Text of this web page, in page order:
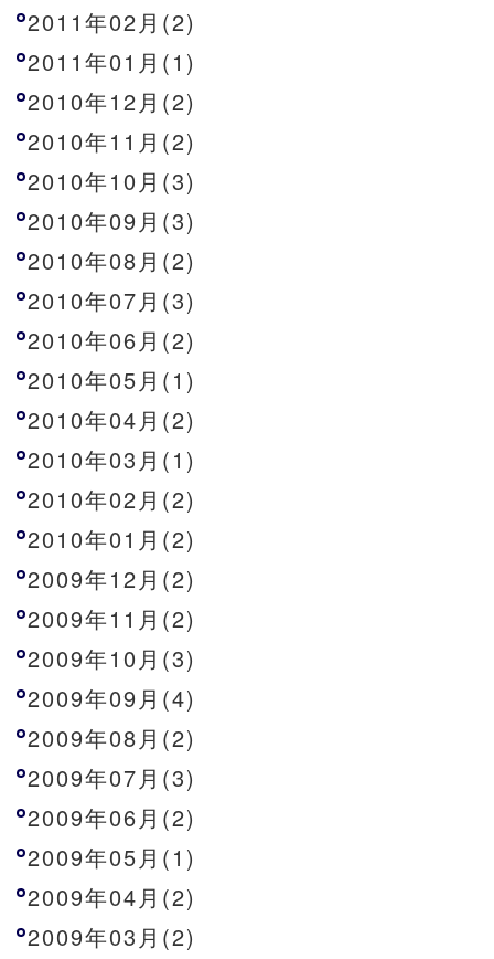
2011年02月(2)
2011年01月(1)
2010年12月(2)
2010年11月(2)
2010年10月(3)
2010年09月(3)
2010年08月(2)
2010年07月(3)
2010年06月(2)
2010年05月(1)
2010年04月(2)
2010年03月(1)
2010年02月(2)
2010年01月(2)
2009年12月(2)
2009年11月(2)
2009年10月(3)
2009年09月(4)
2009年08月(2)
2009年07月(3)
2009年06月(2)
2009年05月(1)
2009年04月(2)
2009年03月(2)